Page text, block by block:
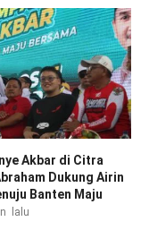
Akbar di Citra
Dukung Airin
Banten Maju
lalu